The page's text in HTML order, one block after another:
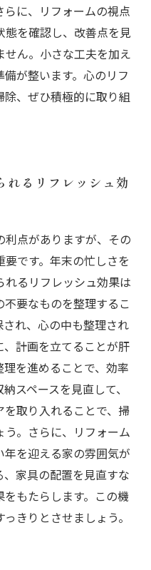
に、リフォームの視点
を確認し、改善点を見
ん。小さな工夫を加え
が整います。心のリフ
除、ぜひ積極的に取り組
れるリフレッシュ効
点がありますが、その
です。年末の忙しさを
るリフレッシュ効果は
要なものを整理するこ
れ、心の中も整理され
、計画を立てることが肝
を進めることで、効率
スペースを見直して、
取り入れることで、掃
。さらに、リフォーム
を迎える家の雰囲気が
家具の配置を見直すな
もたらします。この機
きりとさせましょう。